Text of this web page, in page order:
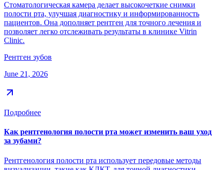
Стоматологическая камера делает высокочеткие снимки
полости рта, улучшая диагностику и информированность
пациентов. Она дополняет рентген для точного лечения и
позволяет легко отслеживать результаты в клинике Vitrin
Clinic.
Рентген зубов
June 21, 2026
Подробнее
Как рентгенология полости рта может изменить ваш уход
за зубами?
Рентгенология полости рта использует передовые методы